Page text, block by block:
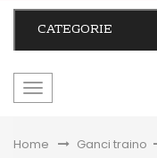
CATEGORIE
navigazione
Home &gt;Ganci traino